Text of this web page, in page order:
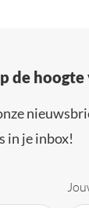
de
in je inbox!